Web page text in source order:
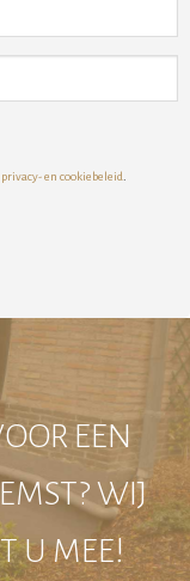
privacy- en cookiebeleid
EEN
WIJ
U MEE!